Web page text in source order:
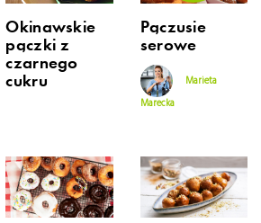
Okinawskie
pączki z
czarnego
cukru
Pączusie
serowe
Marieta
Marecka